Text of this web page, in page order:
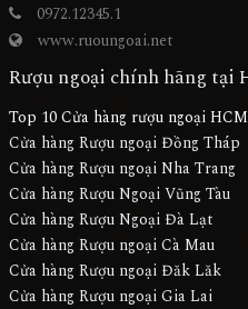
0972.12345.1
www.ruoungoai.net
Rượu ngoại chính hãng tại
Top 10 Cửa hàng rượu ngoại HCM
Cửa hàng Rượu ngoại Đồng Tháp
Cửa hàng Rượu ngoại Nha Trang
Cửa hàng Rượu Ngoại Vũng Tàu
Cửa hàng Rượu Ngoại Đà Lạt
Cửa hàng Rượu ngoại Cà Mau
Cửa hàng Rượu ngoại Đăk Lăk
Cửa hàng Rượu ngoại Gia Lai